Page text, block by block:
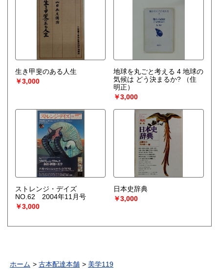
生き甲斐のある人生
￥3,000
地球を丸ごと考える 4 地球の
気候は どう決まるか?
（住
明正）
￥3,000
ストレンジ・デイズ
NO.62 2004年11月号
￥3,000
日本史辞典
￥3,000
ホーム 古本配達本舗 美学119